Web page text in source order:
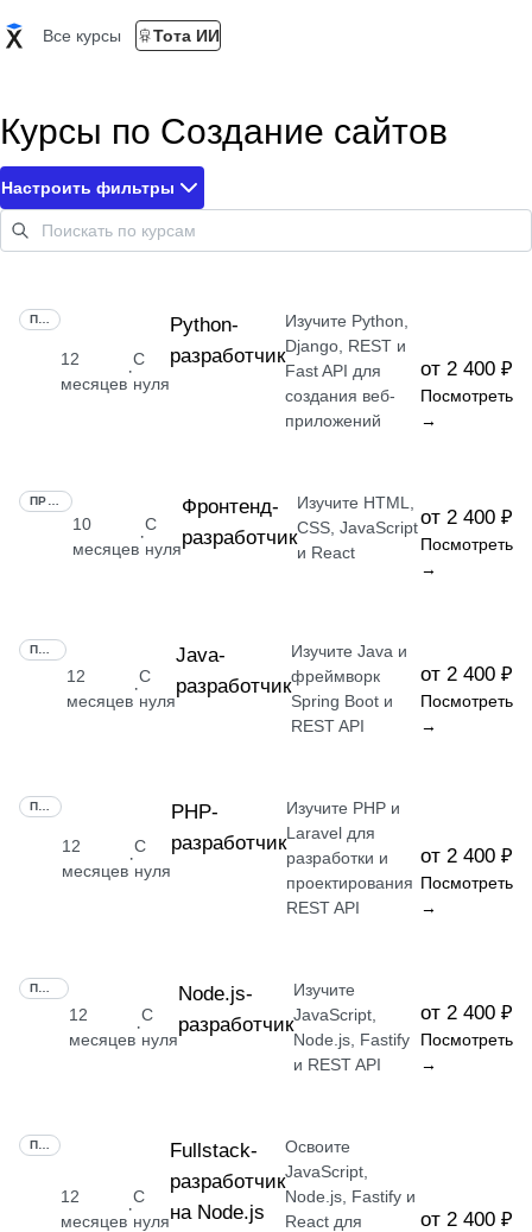
Все курсы Тота ИИ
Курсы по Создание сайтов
Настроить фильтры
12
месяцев
·
С
нуля
Python-
разработчик
Изучите Python,
Django, REST и
Fast API для
создания веб-
приложений
от 2 400 ₽
Посмотреть
→
10
месяцев
·
С
нуля
Фронтенд-
разработчик
Изучите HTML,
CSS, JavaScript
и React
от 2 400 ₽
Посмотреть
→
12
месяцев
·
С
нуля
Java-
разработчик
Изучите Java и
фреймворк
Spring Boot и
REST API
от 2 400 ₽
Посмотреть
→
12
месяцев
·
С
нуля
РНР-
разработчик
Изучите PHP и
Laravel для
разработки и
проектирования
REST API
от 2 400 ₽
Посмотреть
→
12
месяцев
·
С
нуля
Node.js-
разработчик
Изучите
JavaScript,
Node.js, Fastify
и REST API
от 2 400 ₽
Посмотреть
→
12
месяцев
·
С
нуля
Fullstack-
разработчик
на Node.js
Освоите
JavaScript,
Node.js, Fastify и
React для
от 2 400 ₽